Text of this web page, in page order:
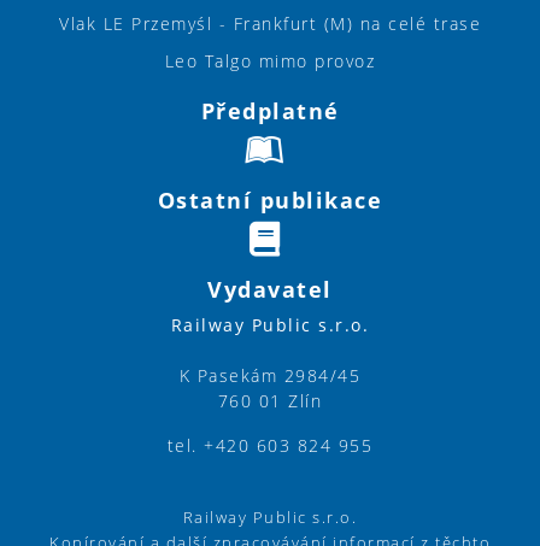
Vlak LE Przemyśl - Frankfurt (M) na celé trase
Leo Talgo mimo provoz
Předplatné
Ostatní publikace
Vydavatel
Railway Public s.r.o.
K Pasekám 2984/45
760 01 Zlín
tel. +420 603 824 955
Railway Public s.r.o.